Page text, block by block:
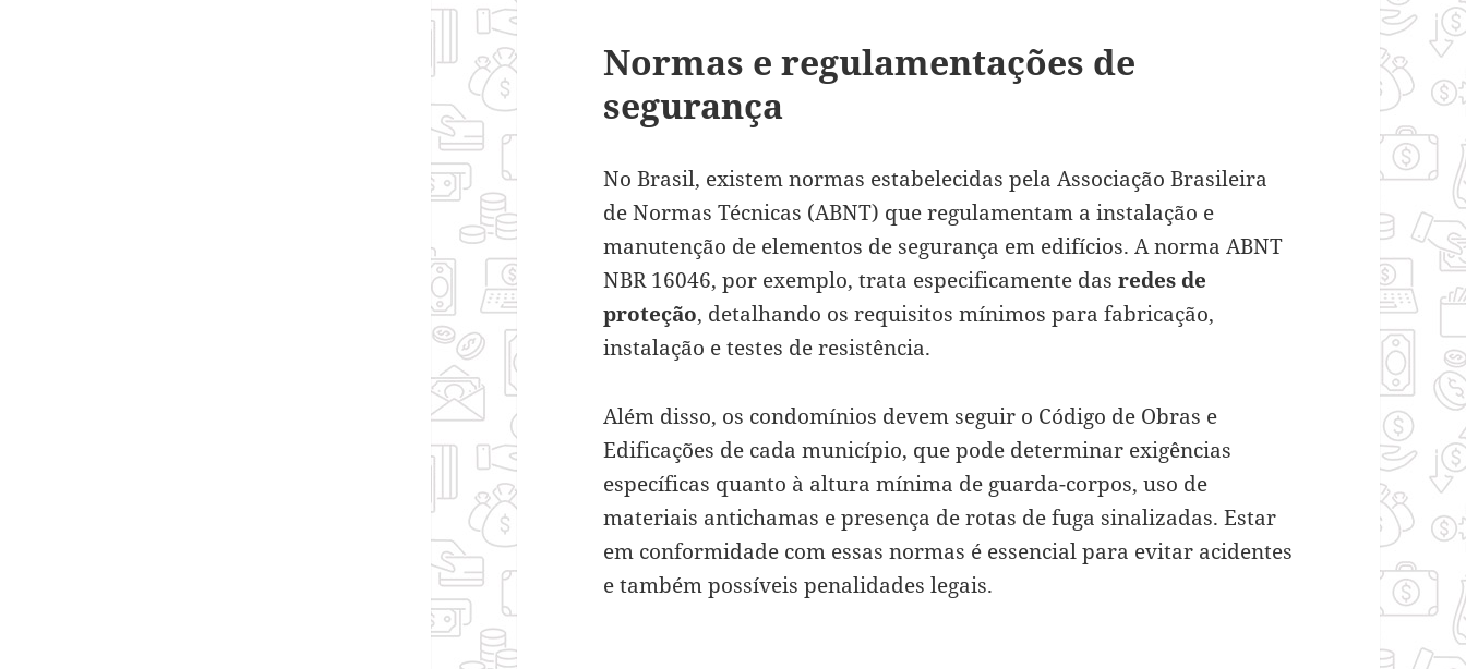
Normas e regulamentações de
segurança
No Brasil, existem normas estabelecidas pela Associação Brasileira
de Normas Técnicas (ABNT) que regulamentam a instalação e
manutenção de elementos de segurança em edifícios. A norma ABNT
NBR 16046, por exemplo, trata especificamente dasredes de
proteção, detalhando os requisitos mínimos para fabricação,
instalação e testes de resistência.
Além disso, os condomínios devem seguir o Código de Obras e
Edificações de cada município, que pode determinar exigências
específicas quanto à altura mínima de guarda-corpos, uso de
materiais antichamas e presença de rotas de fuga sinalizadas. Estar
em conformidade com essas normas é essencial para evitar acidentes
e também possíveis penalidades legais.